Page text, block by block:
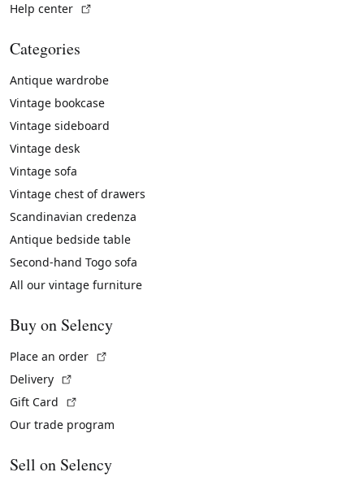
Help center
Categories
Antique wardrobe
Vintage bookcase
Vintage sideboard
Vintage desk
Vintage sofa
Vintage chest of drawers
Scandinavian credenza
Antique bedside table
Second-hand Togo sofa
All our vintage furniture
Buy on Selency
Place an order
Delivery
Gift Card
Our trade program
Sell on Selency